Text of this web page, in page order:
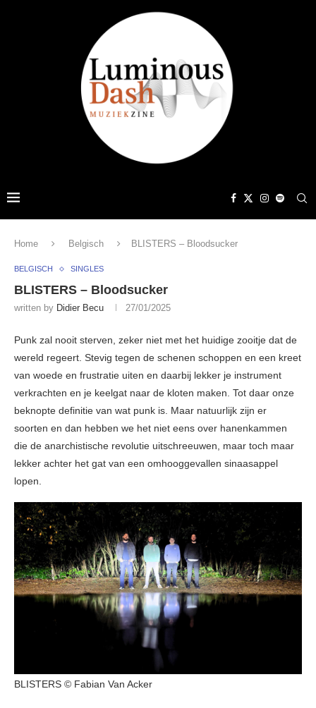
Home Belgisch BLISTERS – Bloodsucker
BELGISCH SINGLES
BLISTERS – Bloodsucker
written by Didier Becu 27/01/2025
Punk zal nooit sterven, zeker niet met het huidige zooitje dat de
wereld regeert. Stevig tegen de schenen schoppen en een kreet
van woede en frustratie uiten en daarbij lekker je instrument
verkrachten en je keelgat naar de kloten maken. Tot daar onze
beknopte definitie van wat punk is. Maar natuurlijk zijn er
soorten en dan hebben we het niet eens over hanenkammen
die de anarchistische revolutie uitschreeuwen, maar toch maar
lekker achter het gat van een omhooggevallen sinaasappel
lopen.
BLISTERS © Fabian Van Acker